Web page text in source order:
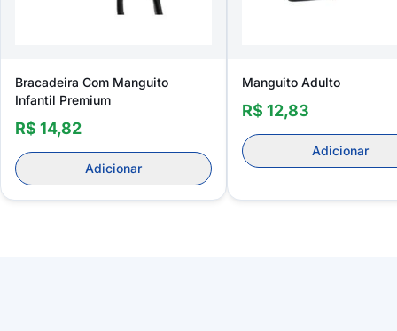
Bracadeira Com Manguito
Infantil Premium
R$ 14,82
Adicionar
Manguito Adulto
R$ 12,83
Adicionar